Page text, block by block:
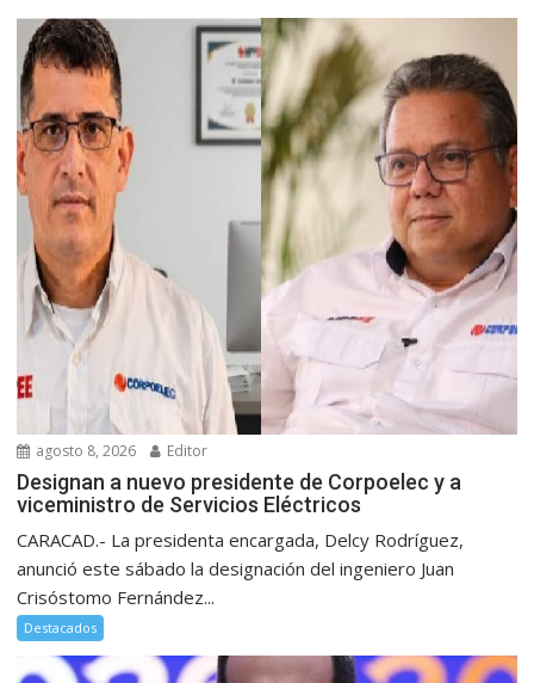
agosto 8, 2026 Editor
Designan a nuevo presidente de Corpoelec y a
viceministro de Servicios Eléctricos
CARACAD.- La presidenta encargada, Delcy Rodríguez,
anunció este sábado la designación del ingeniero Juan
Crisóstomo Fernández...
Destacados